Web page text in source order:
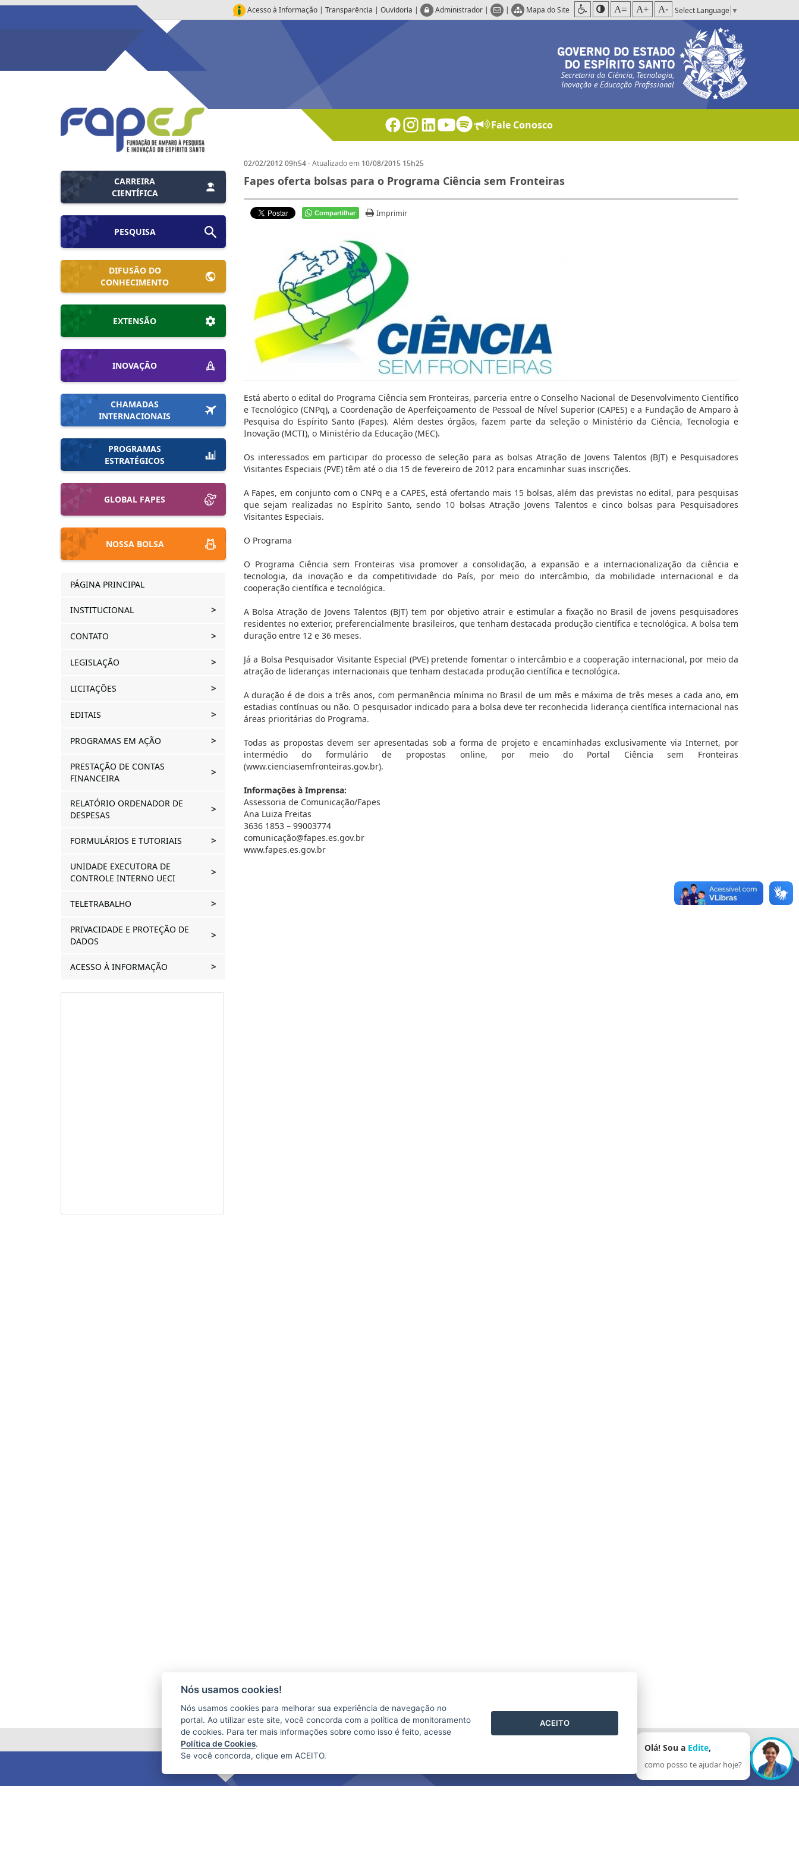
Acesso à Informação | Transparência | Ouvidoria | Administrador | | Mapa do Site A= A+ A- Select Language ▼
Secretaria da Ciência, Tecnologia,
Inovação e Educação Profissional
Fale Conosco
CARREIRA
CIENTÍFICA
PESQUISA
DIFUSÃO DO
CONHECIMENTO
EXTENSÃO
INOVAÇÃO
CHAMADAS
INTERNACIONAIS
PROGRAMAS
ESTRATÉGICOS
GLOBAL FAPES
NOSSA BOLSA
PÁGINA PRINCIPAL
INSTITUCIONAL
CONTATO
LEGISLAÇÃO
LICITAÇÕES
EDITAIS
PROGRAMAS EM AÇÃO
PRESTAÇÃO DE CONTAS
FINANCEIRA
RELATÓRIO ORDENADOR DE
DESPESAS
FORMULÁRIOS E TUTORIAIS
UNIDADE EXECUTORA DE
CONTROLE INTERNO UECI
TELETRABALHO
PRIVACIDADE E PROTEÇÃO DE
DADOS
ACESSO À INFORMAÇÃO
02/02/2012 09h54- Atualizado em 10/08/2015 15h25
Fapes oferta bolsas para o Programa Ciência sem Fronteiras
Compartilhar Imprimir
Está aberto o edital do Programa Ciência sem Fronteiras, parceria entre o Conselho Nacional de Desenvolvimento Científico
e Tecnológico (CNPq), a Coordenação de Aperfeiçoamento de Pessoal de Nível Superior (CAPES) e a Fundação de Amparo à
Pesquisa do Espírito Santo (Fapes). Além destes órgãos, fazem parte da seleção o Ministério da Ciência, Tecnologia e
Inovação (MCTI), o Ministério da Educação (MEC).
Os interessados em participar do processo de seleção para as bolsas Atração de Jovens Talentos (BJT) e Pesquisadores
Visitantes Especiais (PVE) têm até o dia 15 de fevereiro de 2012 para encaminhar suas inscrições.
A Fapes, em conjunto com o CNPq e a CAPES, está ofertando mais 15 bolsas, além das previstas no edital, para pesquisas
que sejam realizadas no Espírito Santo, sendo 10 bolsas Atração Jovens Talentos e cinco bolsas para Pesquisadores
Visitantes Especiais.
O Programa
O Programa Ciência sem Fronteiras visa promover a consolidação, a expansão e a internacionalização da ciência e
tecnologia, da inovação e da competitividade do País, por meio do intercâmbio, da mobilidade internacional e da
cooperação científica e tecnológica.
A Bolsa Atração de Jovens Talentos (BJT) tem por objetivo atrair e estimular a fixação no Brasil de jovens pesquisadores
residentes no exterior, preferencialmente brasileiros, que tenham destacada produção científica e tecnológica. A bolsa tem
duração entre 12 e 36 meses.
Já a Bolsa Pesquisador Visitante Especial (PVE) pretende fomentar o intercâmbio e a cooperação internacional, por meio da
atração de lideranças internacionais que tenham destacada produção científica e tecnológica.
A duração é de dois a três anos, com permanência mínima no Brasil de um mês e máxima de três meses a cada ano, em
estadias contínuas ou não. O pesquisador indicado para a bolsa deve ter reconhecida liderança científica internacional nas
áreas prioritárias do Programa.
Todas as propostas devem ser apresentadas sob a forma de projeto e encaminhadas exclusivamente via Internet, por
intermédio do formulário de propostas online, por meio do Portal Ciência sem Fronteiras
(www.cienciasemfronteiras.gov.br).
Informações à Imprensa:
Assessoria de Comunicação/Fapes
Ana Luiza Freitas
3636 1853 – 99003774
comunicação@fapes.es.gov.br
www.fapes.es.gov.br
Olá! Sou a Edite,
como posso te ajudar hoje?
Nós usamos cookies!
Nós usamos cookies para melhorar sua experiência de navegação no
portal. Ao utilizar este site, você concorda com a política de monitoramento
de cookies. Para ter mais informações sobre como isso é feito, acesse
Política de Cookies.
Se você concorda, clique em ACEITO.
ACEITO